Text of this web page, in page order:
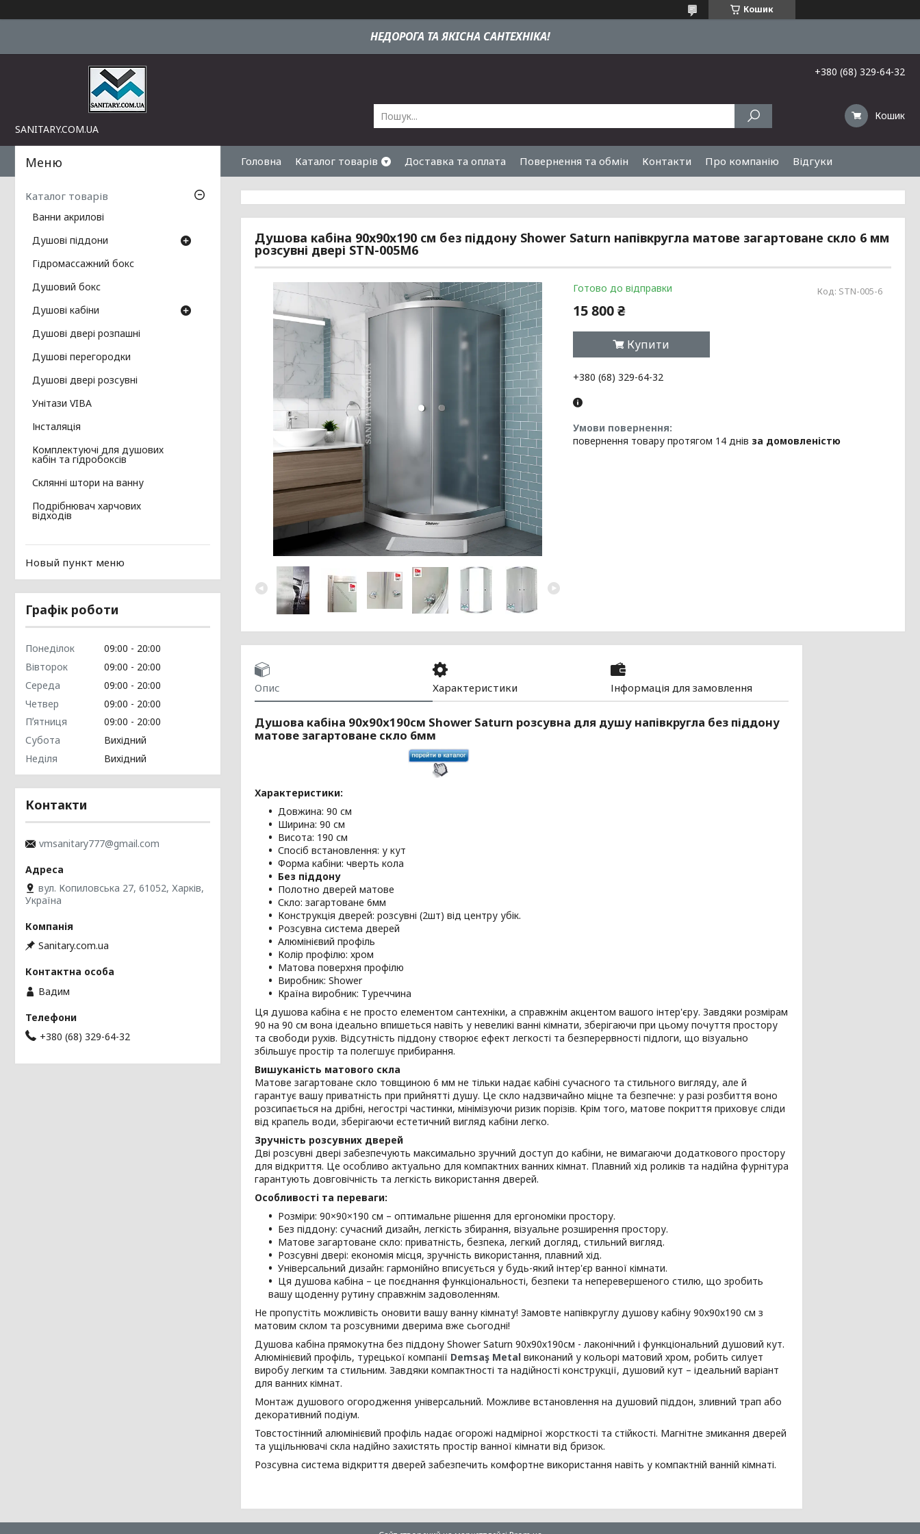
Кошик
НЕДОРОГА ТА ЯКIСНА САНТЕХНІКА!
SANITARY.COM.UA
+380 (68) 329-64-32
Кошик
Головна Каталог товарів Доставка та оплата Повернення та обмін Контакти Про компанію Відгуки
Душова кабіна 90x90х190 см без піддону Shower Saturn напівкругла матове загартоване скло 6 мм
розсувні двері STN-005М6
Готово до відправки Код: STN-005-6
15 800 ₴
Купити
+380 (68) 329-64-32
повернення товару протягом 14 днів за домовленістю
Опис Характеристики Інформація для замовлення
Душова кабіна 90x90х190см Shower Saturn розсувна для душу напівкругла без піддону
матове загартоване скло 6мм
Характеристики:
Довжина: 90 см
Ширина: 90 см
Висота: 190 см
Спосіб встановлення: у кут
Форма кабіни: чверть кола
Без піддону
Полотно дверей матове
Скло: загартоване 6мм
Конструкція дверей: розсувні (2шт) від центру убік.
Розсувна система дверей
Алюмінієвий профіль
Колір профілю: хром
Матова поверхня профілю
Виробник: Shower
Країна виробник: Туреччина
Ця душова кабіна є не просто елементом сантехніки, а справжнім акцентом вашого інтер'єру. Завдяки розмірам
90 на 90 см вона ідеально впишеться навіть у невеликі ванні кімнати, зберігаючи при цьому почуття простору
та свободи рухів. Відсутність піддону створює ефект легкості та безперервності підлоги, що візуально
збільшує простір та полегшує прибирання.
Вишуканість матового скла
Матове загартоване скло товщиною 6 мм не тільки надає кабіні сучасного та стильного вигляду, але й
гарантує вашу приватність при прийнятті душу. Це скло надзвичайно міцне та безпечне: у разі розбиття воно
розсипається на дрібні, негострі частинки, мінімізуючи ризик порізів. Крім того, матове покриття приховує сліди
від крапель води, зберігаючи естетичний вигляд кабіни легко.
Зручність розсувних дверей
Дві розсувні двері забезпечують максимально зручний доступ до кабіни, не вимагаючи додаткового простору
для відкриття. Це особливо актуально для компактних ванних кімнат. Плавний хід роликів та надійна фурнітура
гарантують довговічність та легкість використання дверей.
Особливості та переваги:
Розміри: 90×90×190 см – оптимальне рішення для ергономіки простору.
Без піддону: сучасний дизайн, легкість збирання, візуальне розширення простору.
Матове загартоване скло: приватність, безпека, легкий догляд, стильний вигляд.
Розсувні двері: економія місця, зручність використання, плавний хід.
Універсальний дизайн: гармонійно вписується у будь-який інтер'єр ванної кімнати.
Ця душова кабіна – це поєднання функціональності, безпеки та неперевершеного стилю, що зробить
вашу щоденну рутину справжнім задоволенням.
Не пропустіть можливість оновити вашу ванну кімнату! Замовте напівкруглу душову кабіну 90х90х190 см з
матовим склом та розсувними дверима вже сьогодні!
Душова кабіна прямокутна без піддону Shower Saturn 90x90х190см - лаконічний і функціональний душовий кут.
Алюмінієвий профіль, турецької компанії Demsaş Metal виконаний у кольорі матовий хром, робить силует
виробу легким та стильним. Завдяки компактності та надійності конструкції, душовий кут – ідеальний варіант
для ванних кімнат.
Монтаж душового огородження універсальний. Можливе встановлення на душовий піддон, зливний трап або
декоративний подіум.
Товстостінний алюмінієвий профіль надає огорожі надмірної жорсткості та стійкості. Магнітне змикання дверей
та ущільнювачі скла надійно захистять простір ванної кімнати від бризок.
Розсувна система відкриття дверей забезпечить комфортне використання навіть у компактній ванній кімнаті.
Каталог товарів
Ванни акрилові
Душові піддони
Гідромассажний бокс
Душовий бокс
Душові кабіни
Душові двері розпашні
Душові перегородки
Душові двері розсувні
Унітази VIBA
Інсталяція
Комплектуючі для душових
кабін та гідробоксів
Склянні штори на ванну
Подрібнювач харчових
відходів
Новый пункт меню
Графік роботи
Понеділок 09:00
20:00
Вівторок
09:00
20:00
Середа
09:00
20:00
Четвер
09:00
20:00
Пʼятниця
09:00
20:00
Субота
Вихідний
Неділя
Вихідний
Контакти
vmsanitary777@gmail.com
вул. Копиловська 27, 61052, Харків,
Україна
Sanitary.com.ua
Вадим
+380 (68) 329-64-32